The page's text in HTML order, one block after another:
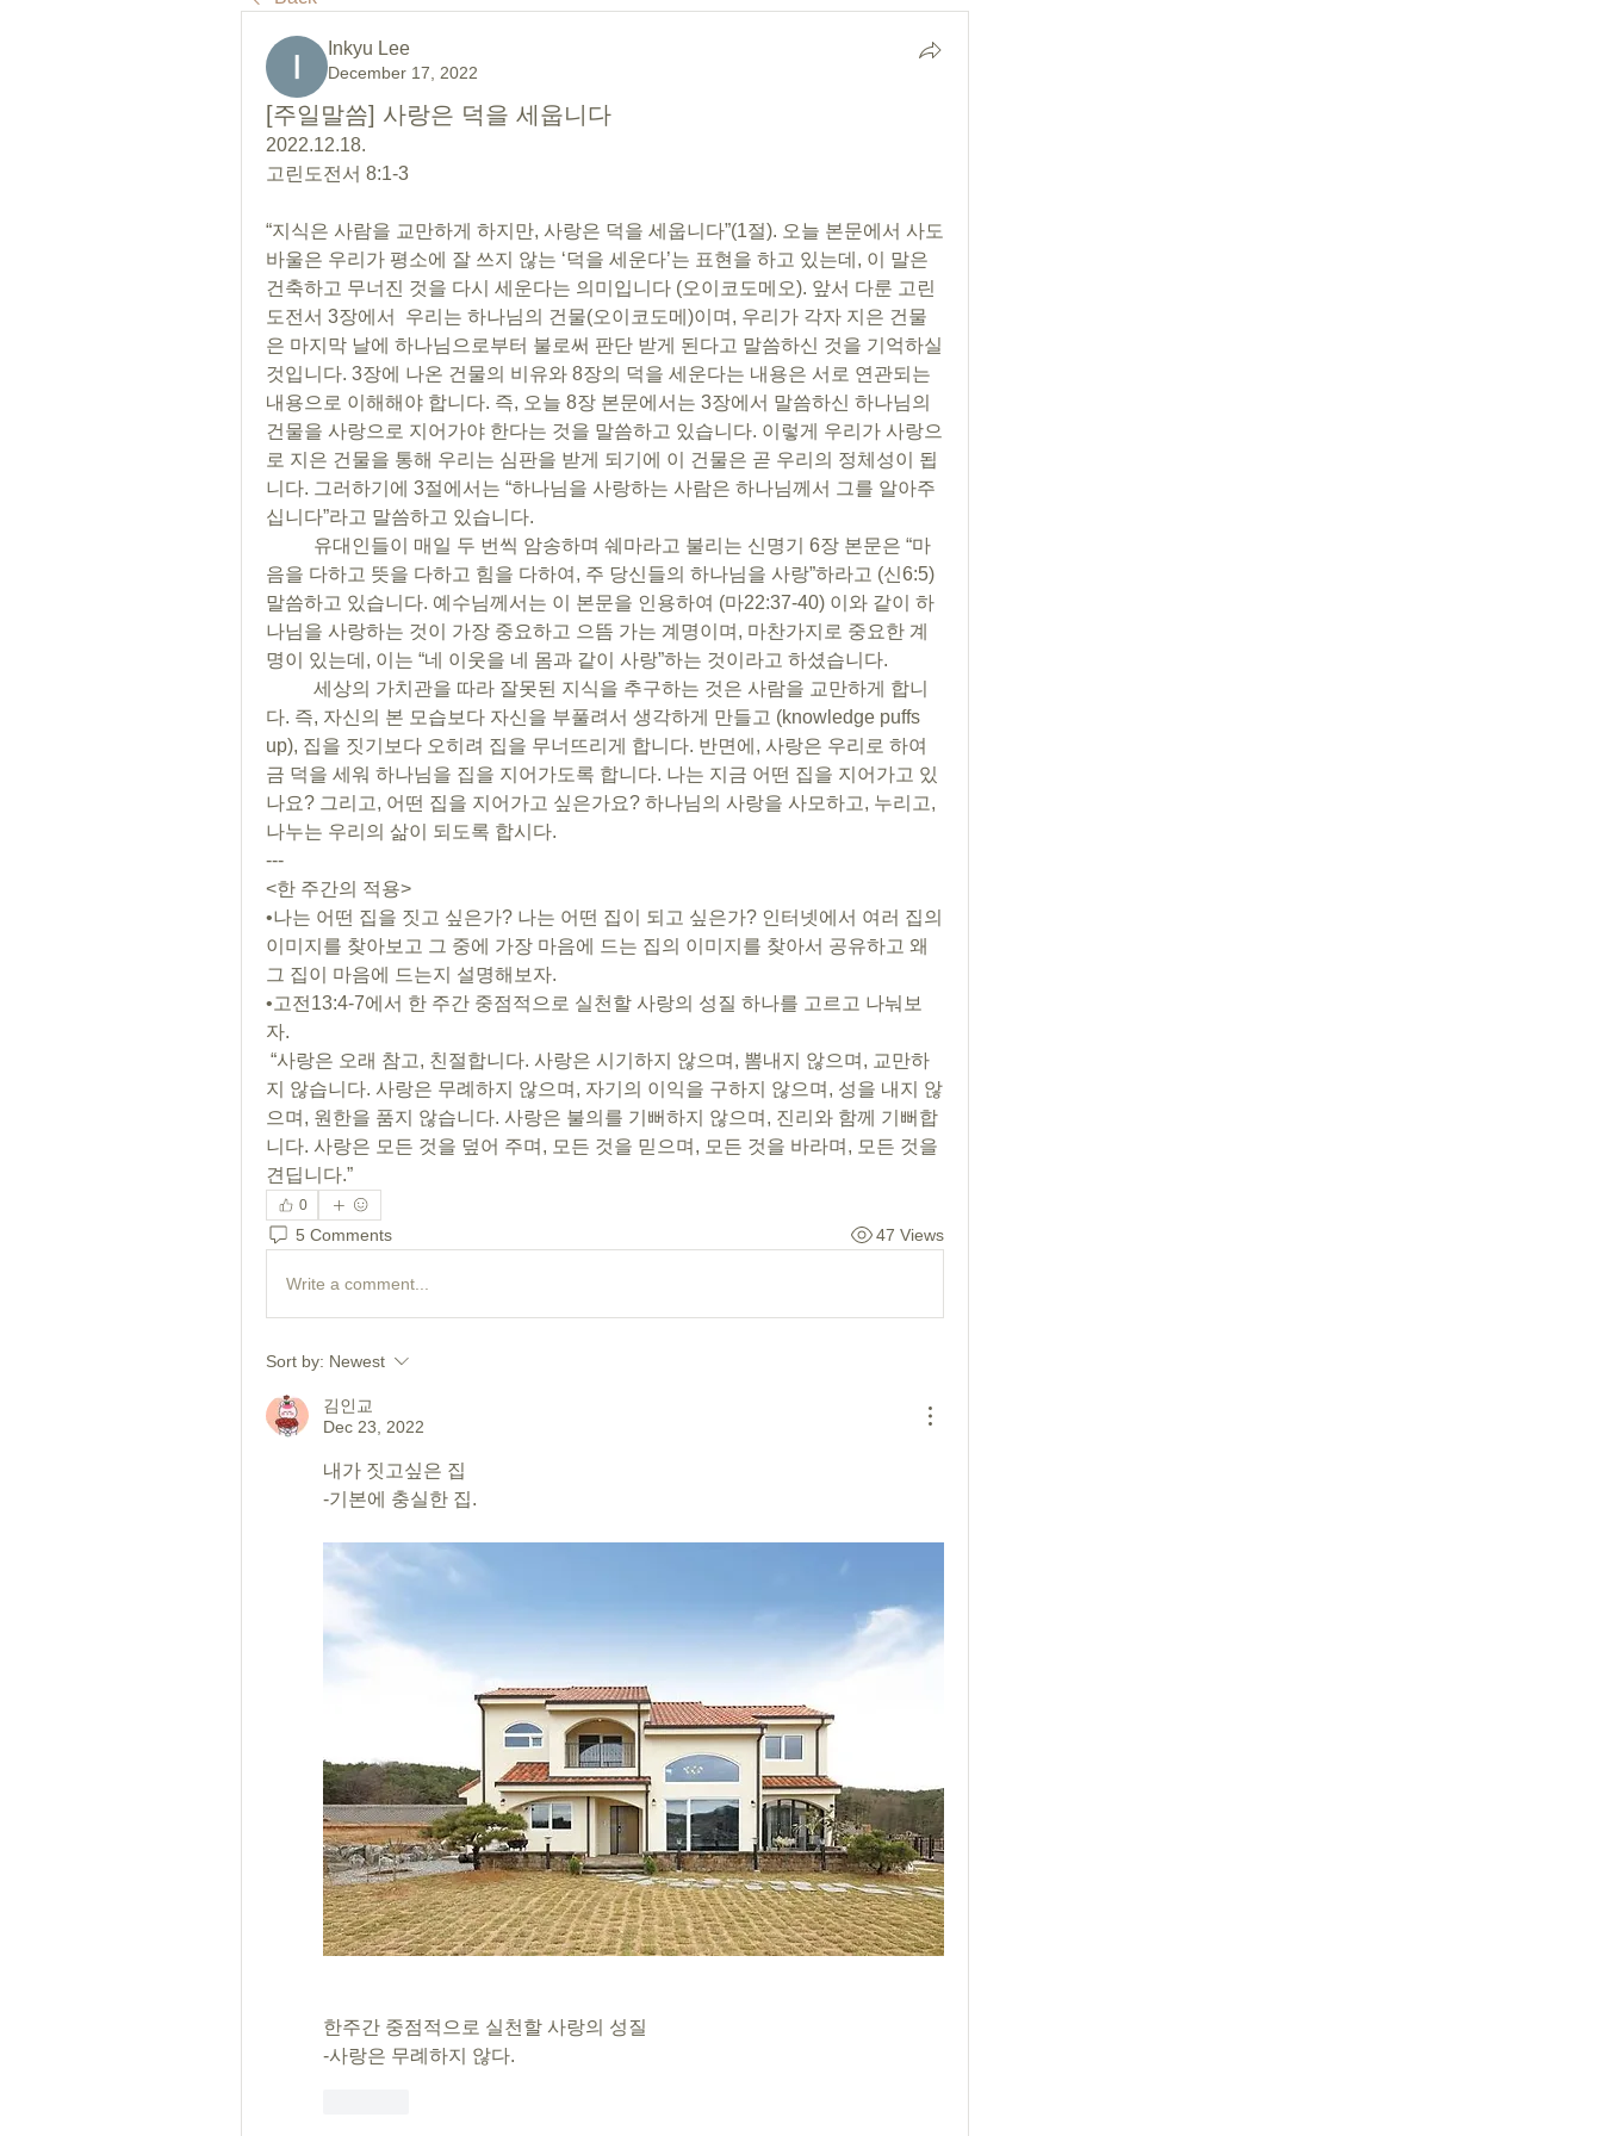
Inkyu Lee
December 17, 2022
[주일말씀] 사랑은 덕을 세웁니다
2022.12.18.
고린도전서 8:1-3
“지식은 사람을 교만하게 하지만, 사랑은 덕을 세웁니다”(1절). 오늘 본문에서 사도
바울은 우리가 평소에 잘 쓰지 않는 ‘덕을 세운다’는 표현을 하고 있는데, 이 말은
건축하고 무너진 것을 다시 세운다는 의미입니다 (오이코도메오). 앞서 다룬 고린
도전서 3장에서  우리는 하나님의 건물(오이코도메)이며, 우리가 각자 지은 건물
은 마지막 날에 하나님으로부터 불로써 판단 받게 된다고 말씀하신 것을 기억하실
것입니다. 3장에 나온 건물의 비유와 8장의 덕을 세운다는 내용은 서로 연관되는
내용으로 이해해야 합니다. 즉, 오늘 8장 본문에서는 3장에서 말씀하신 하나님의
건물을 사랑으로 지어가야 한다는 것을 말씀하고 있습니다. 이렇게 우리가 사랑으
로 지은 건물을 통해 우리는 심판을 받게 되기에 이 건물은 곧 우리의 정체성이 됩
니다. 그러하기에 3절에서는 “하나님을 사랑하는 사람은 하나님께서 그를 알아주
십니다”라고 말씀하고 있습니다.
음을 다하고 뜻을 다하고 힘을 다하여, 주 당신들의 하나님을 사랑”하라고 (신6:5)
말씀하고 있습니다. 예수님께서는 이 본문을 인용하여 (마22:37-40) 이와 같이 하
나님을 사랑하는 것이 가장 중요하고 으뜸 가는 계명이며, 마찬가지로 중요한 계
명이 있는데, 이는 “네 이웃을 네 몸과 같이 사랑”하는 것이라고 하셨습니다.
다. 즉, 자신의 본 모습보다 자신을 부풀려서 생각하게 만들고 (knowledge puffs
up), 집을 짓기보다 오히려 집을 무너뜨리게 합니다. 반면에, 사랑은 우리로 하여
금 덕을 세워 하나님을 집을 지어가도록 합니다. 나는 지금 어떤 집을 지어가고 있
나요? 그리고, 어떤 집을 지어가고 싶은가요? 하나님의 사랑을 사모하고, 누리고,
나누는 우리의 삶이 되도록 합시다.
---
<한 주간의 적용>
•나는 어떤 집을 짓고 싶은가? 나는 어떤 집이 되고 싶은가? 인터넷에서 여러 집의
이미지를 찾아보고 그 중에 가장 마음에 드는 집의 이미지를 찾아서 공유하고 왜
그 집이 마음에 드는지 설명해보자.
•고전13:4-7에서 한 주간 중점적으로 실천할 사랑의 성질 하나를 고르고 나눠보
자.
지 않습니다. 사랑은 무례하지 않으며, 자기의 이익을 구하지 않으며, 성을 내지 않
으며, 원한을 품지 않습니다. 사랑은 불의를 기뻐하지 않으며, 진리와 함께 기뻐합
니다. 사랑은 모든 것을 덮어 주며, 모든 것을 믿으며, 모든 것을 바라며, 모든 것을
견딥니다.”
0
5 Comments 47 Views
Write a comment...
Sort by: Newest
김인교
Dec 23, 2022
내가 짓고싶은 집
-기본에 충실한 집.
한주간 중점적으로 실천할 사랑의 성질
-사랑은 무례하지 않다.